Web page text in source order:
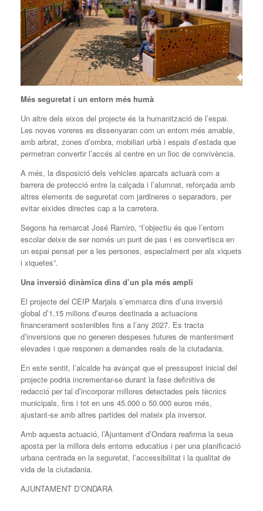
Més seguretat i un entorn més humà
Un altre dels eixos del projecte és la humanització de l’espai.
Les noves voreres es dissenyaran com un entorn més amable,
amb arbrat, zones d’ombra, mobiliari urbà i espais d’estada que
permetran convertir l’accés al centre en un lloc de convivència.
A més, la disposició dels vehicles aparcats actuarà com a
barrera de protecció entre la calçada i l’alumnat, reforçada amb
altres elements de seguretat com jardineres o separadors, per
evitar eixides directes cap a la carretera.
Segons ha remarcat José Ramiro, “l’objectiu és que l’entorn
escolar deixe de ser només un punt de pas i es convertisca en
un espai pensat per a les persones, especialment per als xiquets
i xiquetes”.
Una inversió dinàmica dins d’un pla més ampli
El projecte del CEIP Marjals s’emmarca dins d’una inversió
global d’1,15 milions d’euros destinada a actuacions
financerament sostenibles fins a l’any 2027. Es tracta
d’inversions que no generen despeses futures de manteniment
elevades i que responen a demandes reals de la ciutadania.
En este sentit, l’alcalde ha avançat que el pressupost inicial del
projecte podria incrementar-se durant la fase definitiva de
redacció per tal d’incorporar millores detectades pels tècnics
municipals, fins i tot en uns 45.000 o 50.000 euros més,
ajustant-se amb altres partides del mateix pla inversor.
Amb aquesta actuació, l’Ajuntament d’Ondara reafirma la seua
aposta per la millora dels entorns educatius i per una planificació
urbana centrada en la seguretat, l’accessibilitat i la qualitat de
vida de la ciutadania.
AJUNTAMENT D’ONDARA